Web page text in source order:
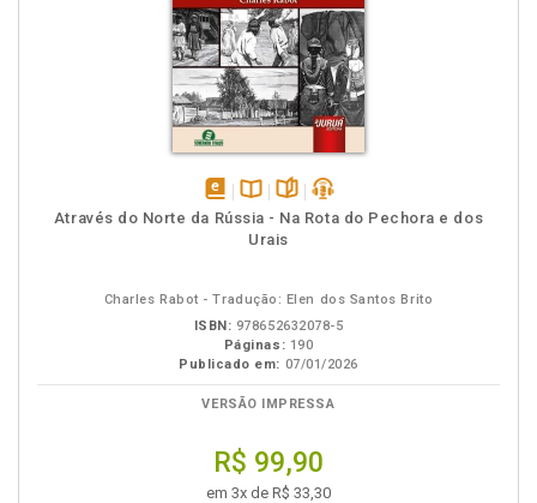
disponívelDisponível
na
páginaspodcast
Através do Norte da Rússia - Na Rota do Pechora e dos
Urais
Charles Rabot - Tradução: Elen dos Santos Brito
ISBN: 978652632078-5
Páginas: 190
Publicado em: 07/01/2026
VERSÃO IMPRESSA
R$ 99,90
em 3x de R$ 33,30